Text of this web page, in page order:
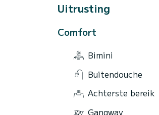
Uitrusting
Comfort
Bimini
Buitendouche
Achterste bereik
Gangway